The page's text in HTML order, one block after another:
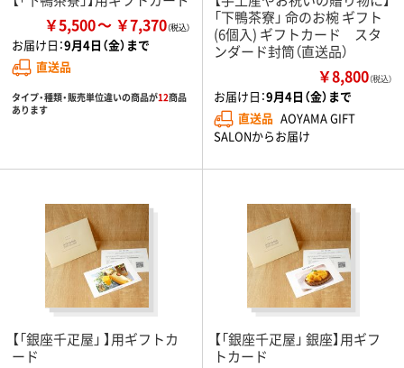
￥5,500 ￥7,370
お届け日：9月4日（金）まで
直送品
タイプ・種類・販売単位違いの商品が12商品
あります
「下鴨茶寮」 命のお椀 ギフト
(6個入) ギフトカード スタ
ンダード封筒（直送品）
￥8,800（税込）
お届け日：9月4日（金）まで
直送品 AOYAMA GIFT
SALONからお届け
【「銀座千疋屋」 】用ギフトカ
ード
【「銀座千疋屋」 銀座】用ギフ
トカード